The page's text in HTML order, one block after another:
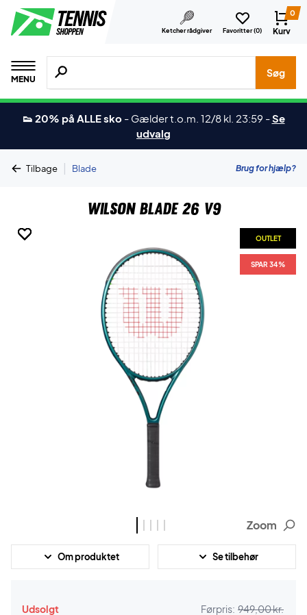
Ketcher rådgiver Favoritter (0)
0
Kurv
MENU
Søg efter produkter, mærker etc.
Søg
👟 20% på ALLE sko - Gælder t.o.m. 12/8 kl. 23:59 -Se
udvalg
Tilbage | Blade Brug for hjælp?
Wilson Blade 26 V9
OUTLET
SPAR 34%
OUTLET
SPAR 34%
OUTLET
SPAR 34%
OUTLET
SPAR 34%
OUTLET
SPAR 34%
Zoom
Om produktet Se tilbehør
Udsolgt
Førpris: 949,00 kr.